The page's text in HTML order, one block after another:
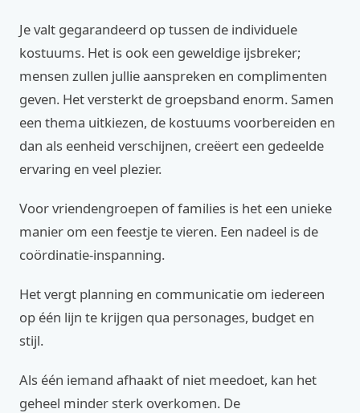
Je valt gegarandeerd op tussen de individuele
kostuums. Het is ook een geweldige ijsbreker;
mensen zullen jullie aanspreken en complimenten
geven. Het versterkt de groepsband enorm. Samen
een thema uitkiezen, de kostuums voorbereiden en
dan als eenheid verschijnen, creëert een gedeelde
ervaring en veel plezier.
Voor vriendengroepen of families is het een unieke
manier om een feestje te vieren. Een nadeel is de
coördinatie-inspanning.
Het vergt planning en communicatie om iedereen
op één lijn te krijgen qua personages, budget en
stijl.
Als één iemand afhaakt of niet meedoet, kan het
geheel minder sterk overkomen. De